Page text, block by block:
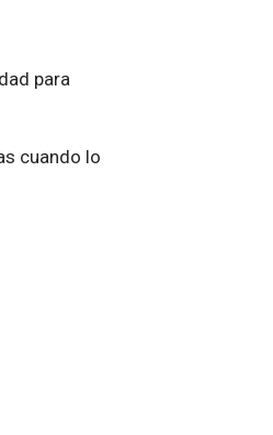
para
cuando lo